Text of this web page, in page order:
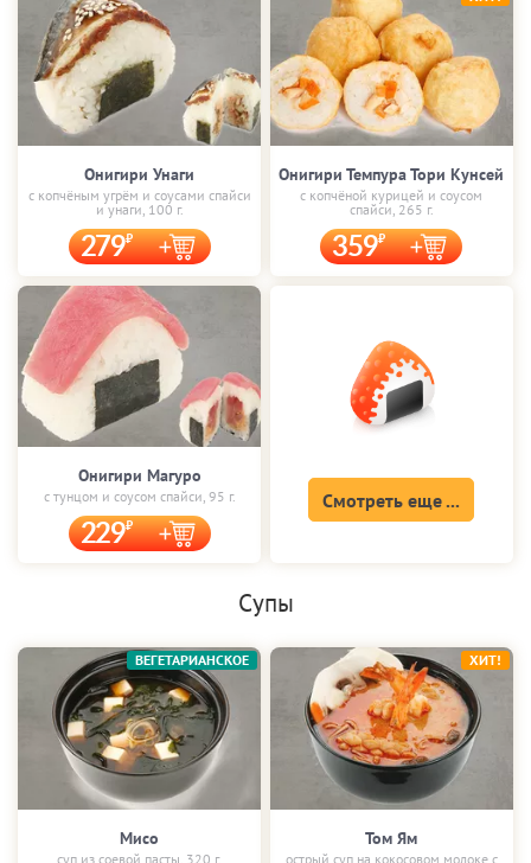
Онигири Унаги
с копчёным угрём и соусами спайси
и унаги, 100 г.
279
Онигири Темпура Тори Кунсей
с копчёной курицей и соусом
спайси, 265 г.
359
Онигири Магуро
с тунцом и соусом спайси, 95 г.
229
Смотреть еще ...
Супы
Мисо
суп из соевой пасты, 320 г.
ВЕГЕТАРИАНСКОЕ
Том Ям
острый суп на кокосовом молоке с
ХИТ!